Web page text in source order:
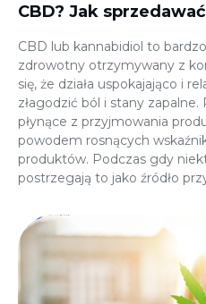
CBD? Jak
CBD lub kannabidiol to
zdrowotny otrzymywany z
się, że działa uspokajająco i
złagodzić ból i stany
płynące z przyjmowania
powodem rosnących
produktów. Podczas gdy
postrzegają to jako źródło